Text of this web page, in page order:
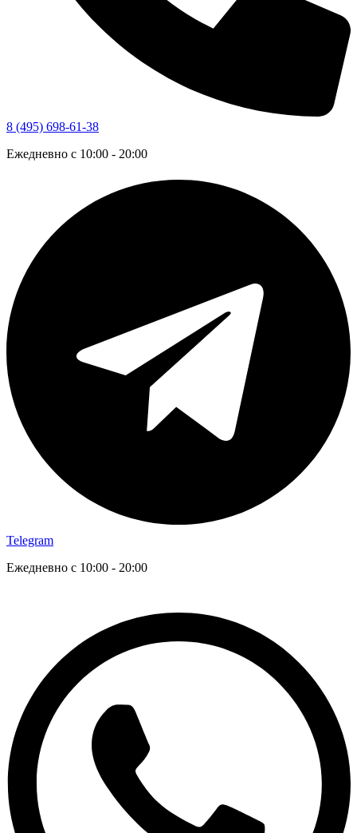
8 (495) 698-61-38
Ежедневно с 10:00 - 20:00
Telegram
Ежедневно с 10:00 - 20:00